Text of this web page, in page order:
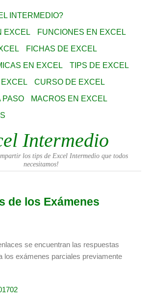
INTERMEDIO?
EXCEL
FUNCIONES EN EXCEL
FICHAS DE EXCEL
EN EXCEL
TIPS DE EXCEL
CURSO DE EXCEL
PASO
MACROS EN EXCEL
Intermedio
los tips de Excel Intermedio que todos
necesitamos!
de los Exámenes
se encuentran las respuestas
los exámenes parciales previamente